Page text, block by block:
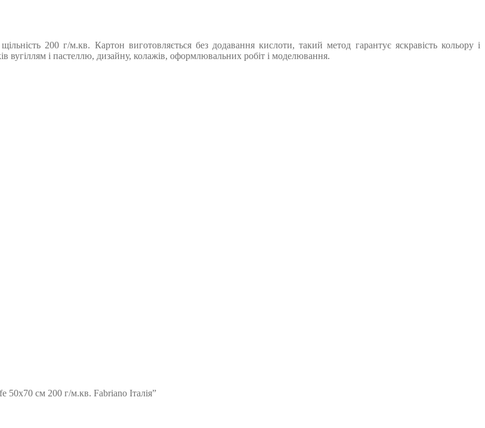
200 г/м.кв. Картон виготовляється без додавання кислоти, такий метод гарантує яскравість кольору і
вугіллям і пастеллю, дизайну, колажів, оформлювальних робіт і моделювання.
см 200 г/м.кв. Fabriano Італія”